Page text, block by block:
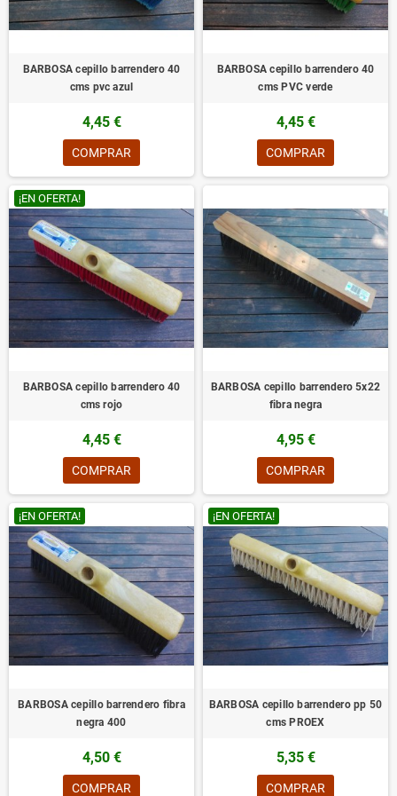
BARBOSA cepillo barrendero 40
cms pvc azul
4,45 €
COMPRAR
BARBOSA cepillo barrendero 40
cms PVC verde
4,45 €
COMPRAR
¡EN OFERTA!
BARBOSA cepillo barrendero 40
cms rojo
4,45 €
COMPRAR
BARBOSA cepillo barrendero 5x22
fibra negra
4,95 €
COMPRAR
¡EN OFERTA!
BARBOSA cepillo barrendero fibra
negra 400
4,50 €
COMPRAR
¡EN OFERTA!
BARBOSA cepillo barrendero pp 50
cms PROEX
5,35 €
COMPRAR